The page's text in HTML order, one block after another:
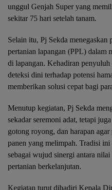
unggul Genjah Super yang
sekitar 75 hari setelah tanam.
Selain itu, Pj Sekda
pertanian lapangan (PPL) dalam
di lapangan. Kehadiran
deteksi dini terhadap potensi
memberikan solusi cepat bagi
Menutup kegiatan, Pj Sekda
sekadar seremoni adat, tetapi
gotong royong, dan harapan
panen yang melimpah. Tradisi
sebagai wujud sinergi antara
pertanian berkelanjutan.
Kegiatan turut dihadiri Kepala